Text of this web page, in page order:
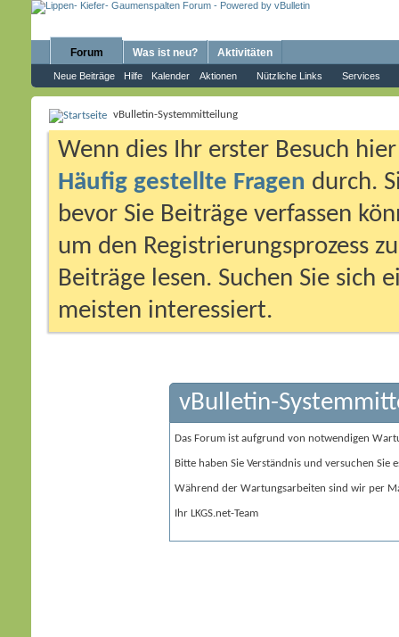
Forum
Neue Beiträge Hilfe Kalender Aktionen Nützliche Links Services
Was ist neu? Aktivitäten
vBulletin-Systemmitteilung
Wenn dies Ihr erster Besuch
Häufig gestellte Fragen durch.
bevor Sie Beiträge verfassen
um den Registrierungsprozess
Beiträge lesen. Suchen Sie sich
meisten interessiert.
vBulletin-
Das Forum ist aufgrund von notwendigen
Bitte haben Sie Verständnis und versuchen Sie
Während der Wartungsarbeiten sind wir per
Ihr LKGS.net-Team